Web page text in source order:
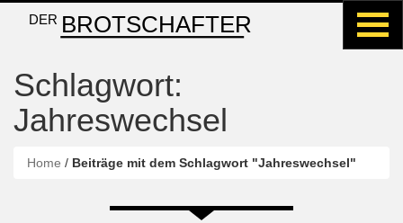
DER BROTSCHAFTER
Schlagwort:
Jahreswechsel
Home / Beiträge mit dem Schlagwort "Jahreswechsel"